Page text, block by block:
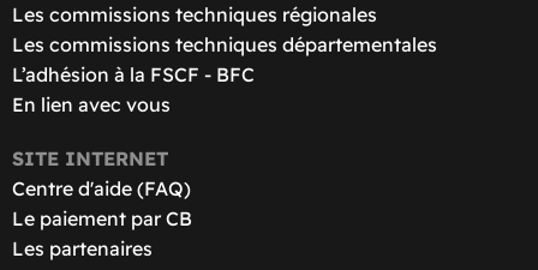
Les commissions techniques régionales
Les commissions techniques départementales
L’adhésion à la FSCF - BFC
En lien avec vous
SITE INTERNET
Centre d'aide (FAQ)
Le paiement par CB
Les partenaires